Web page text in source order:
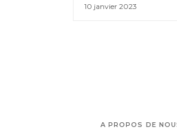
10 janvier 2023
A PROPOS DE